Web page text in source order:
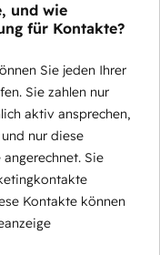
und wie
für Kontakte?
Sie jeden Ihrer
Sie zahlen nur
aktiv ansprechen,
nur diese
Sie
Kontakte können